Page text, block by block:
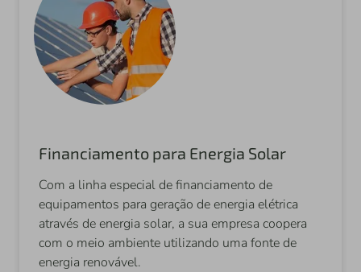
Financiamento para Energia Solar
Com a linha especial de financiamento de
equipamentos para geração de energia elétrica
através de energia solar, a sua empresa coopera
com o meio ambiente utilizando uma fonte de
energia renovável.